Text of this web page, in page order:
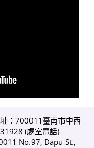
：700011臺南市中西
(處室電話)
No.97, Dapu St.,